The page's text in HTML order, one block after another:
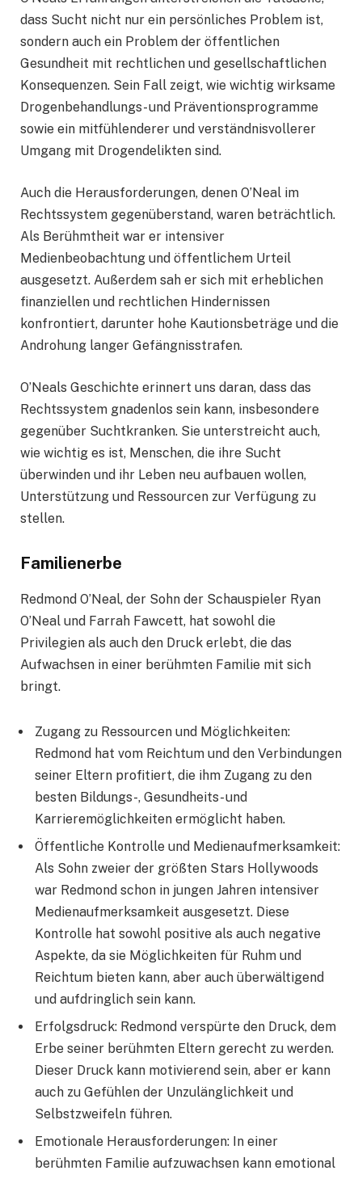
dass Sucht nicht nur ein persönliches Problem ist,
sondern auch ein Problem der öffentlichen
Gesundheit mit rechtlichen und gesellschaftlichen
Konsequenzen. Sein Fall zeigt, wie wichtig wirksame
Drogenbehandlungs- und Präventionsprogramme
sowie ein mitfühlenderer und verständnisvollerer
Umgang mit Drogendelikten sind.
Auch die Herausforderungen, denen O’Neal im
Rechtssystem gegenüberstand, waren beträchtlich.
Als Berühmtheit war er intensiver
Medienbeobachtung und öffentlichem Urteil
ausgesetzt. Außerdem sah er sich mit erheblichen
finanziellen und rechtlichen Hindernissen
konfrontiert, darunter hohe Kautionsbeträge und die
Androhung langer Gefängnisstrafen.
O’Neals Geschichte erinnert uns daran, dass das
Rechtssystem gnadenlos sein kann, insbesondere
gegenüber Suchtkranken. Sie unterstreicht auch,
wie wichtig es ist, Menschen, die ihre Sucht
überwinden und ihr Leben neu aufbauen wollen,
Unterstützung und Ressourcen zur Verfügung zu
stellen.
Familienerbe
Redmond O’Neal, der Sohn der Schauspieler Ryan
O’Neal und Farrah Fawcett, hat sowohl die
Privilegien als auch den Druck erlebt, die das
Aufwachsen in einer berühmten Familie mit sich
bringt.
Zugang zu Ressourcen und Möglichkeiten:
Redmond hat vom Reichtum und den Verbindungen
seiner Eltern profitiert, die ihm Zugang zu den
besten Bildungs-, Gesundheits- und
Karrieremöglichkeiten ermöglicht haben.
Öffentliche Kontrolle und Medienaufmerksamkeit:
Als Sohn zweier der größten Stars Hollywoods
war Redmond schon in jungen Jahren intensiver
Medienaufmerksamkeit ausgesetzt. Diese
Kontrolle hat sowohl positive als auch negative
Aspekte, da sie Möglichkeiten für Ruhm und
Reichtum bieten kann, aber auch überwältigend
und aufdringlich sein kann.
Erfolgsdruck: Redmond verspürte den Druck, dem
Erbe seiner berühmten Eltern gerecht zu werden.
Dieser Druck kann motivierend sein, aber er kann
auch zu Gefühlen der Unzulänglichkeit und
Selbstzweifeln führen.
Emotionale Herausforderungen: In einer
berühmten Familie aufzuwachsen kann emotional